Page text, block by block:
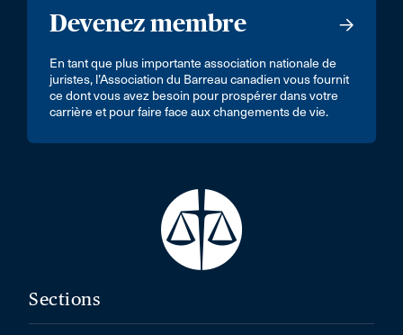
Devenez membre
En tant que plus importante association nationale de
juristes, l’Association du Barreau canadien vous fournit
ce dont vous avez besoin pour prospérer dans votre
carrière et pour faire face aux changements de vie.
Sections